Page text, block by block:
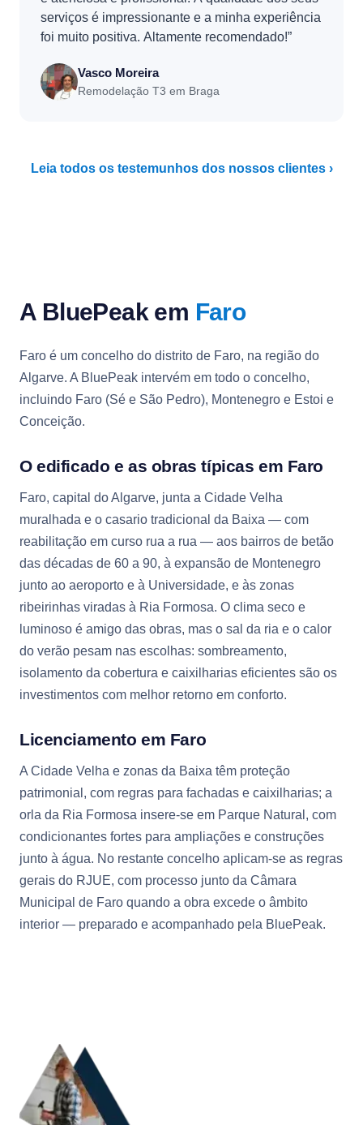
serviços é impressionante e a minha experiência
foi muito positiva. Altamente recomendado!”
Vasco Moreira
Remodelação T3 em Braga
Leia todos os testemunhos dos nossos clientes ›
A BluePeak em Faro
Faro é um concelho do distrito de Faro, na região do
Algarve. A BluePeak intervém em todo o concelho,
incluindo Faro (Sé e São Pedro), Montenegro e Estoi e
Conceição.
O edificado e as obras típicas em Faro
Faro, capital do Algarve, junta a Cidade Velha
muralhada e o casario tradicional da Baixa — com
reabilitação em curso rua a rua — aos bairros de betão
das décadas de 60 a 90, à expansão de Montenegro
junto ao aeroporto e à Universidade, e às zonas
ribeirinhas viradas à Ria Formosa. O clima seco e
luminoso é amigo das obras, mas o sal da ria e o calor
do verão pesam nas escolhas: sombreamento,
isolamento da cobertura e caixilharias eficientes são os
investimentos com melhor retorno em conforto.
Licenciamento em Faro
A Cidade Velha e zonas da Baixa têm proteção
patrimonial, com regras para fachadas e caixilharias; a
orla da Ria Formosa insere-se em Parque Natural, com
condicionantes fortes para ampliações e construções
junto à água. No restante concelho aplicam-se as regras
gerais do RJUE, com processo junto da Câmara
Municipal de Faro quando a obra excede o âmbito
interior — preparado e acompanhado pela BluePeak.